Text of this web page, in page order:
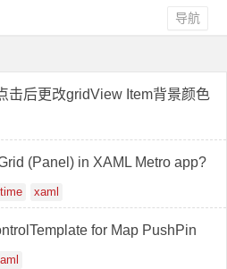
导航
击后更改gridView Item背景颜色
(Panel) in XAML Metro app?
xaml
for Map PushPin